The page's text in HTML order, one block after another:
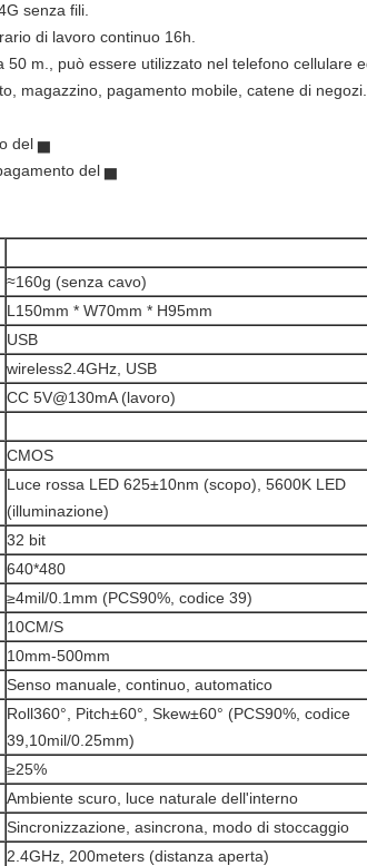
senza fili.
di lavoro continuo 16h.
m., può essere utilizzato nel telefono cellulare
magazzino, pagamento mobile, catene di negozi.
del ▅
del ▅
≈160g (senza cavo)
L150mm * W70mm * H95mm
USB
wireless2.4GHz, USB
CC 5V@130mA (lavoro)
CMOS
Luce rossa LED 625±10nm (scopo), 5600K LED
(illuminazione)
32 bit
640*480
≥4mil/0.1mm (PCS90%, codice 39)
10CM/S
10mm-500mm
Senso manuale, continuo, automatico
Roll360°, Pitch±60°, Skew±60° (PCS90%, codice
39,10mil/0.25mm)
≥25%
Ambiente scuro, luce naturale dell'interno
Sincronizzazione, asincrona, modo di stoccaggio
2.4GHz, 200meters (distanza aperta)